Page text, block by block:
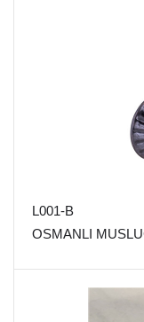
L001-B
OSMANLI